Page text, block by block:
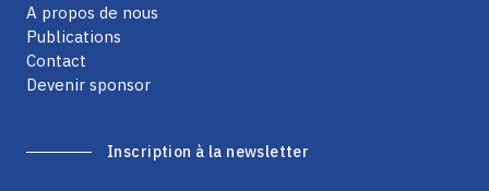
A propos de nous
Publications
Contact
Devenir sponsor
Inscription à la newsletter